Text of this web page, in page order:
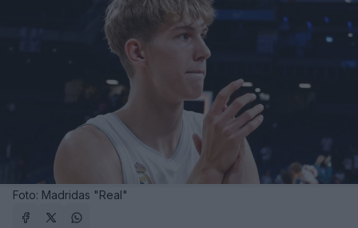
Foto: Madridas "Real"